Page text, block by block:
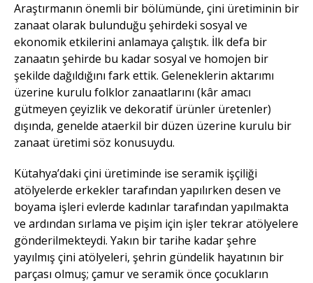
Araştırmanın önemli bir bölümünde, çini üretiminin bir
zanaat olarak bulunduğu şehirdeki sosyal ve
ekonomik etkilerini anlamaya çalıştık. İlk defa bir
zanaatın şehirde bu kadar sosyal ve homojen bir
şekilde dağıldığını fark ettik. Geleneklerin aktarımı
üzerine kurulu folklor zanaatlarını (kâr amacı
gütmeyen çeyizlik ve dekoratif ürünler üretenler)
dışında, genelde ataerkil bir düzen üzerine kurulu bir
zanaat üretimi söz konusuydu.
Kütahya’daki çini üretiminde ise seramik işçiliği
atölyelerde erkekler tarafından yapılırken desen ve
boyama işleri evlerde kadınlar tarafından yapılmakta
ve ardından sırlama ve pişim için işler tekrar atölyelere
gönderilmekteydi. Yakın bir tarihe kadar şehre
yayılmış çini atölyeleri, şehrin gündelik hayatının bir
parçası olmuş; çamur ve seramik önce çocukların